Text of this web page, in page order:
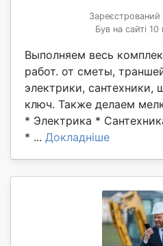
Був на сайті
Выполняем весь
работ. от сметы,
электрики, сантехники,
ключ. Также делаем
* Электрика *
* ... Докладніше